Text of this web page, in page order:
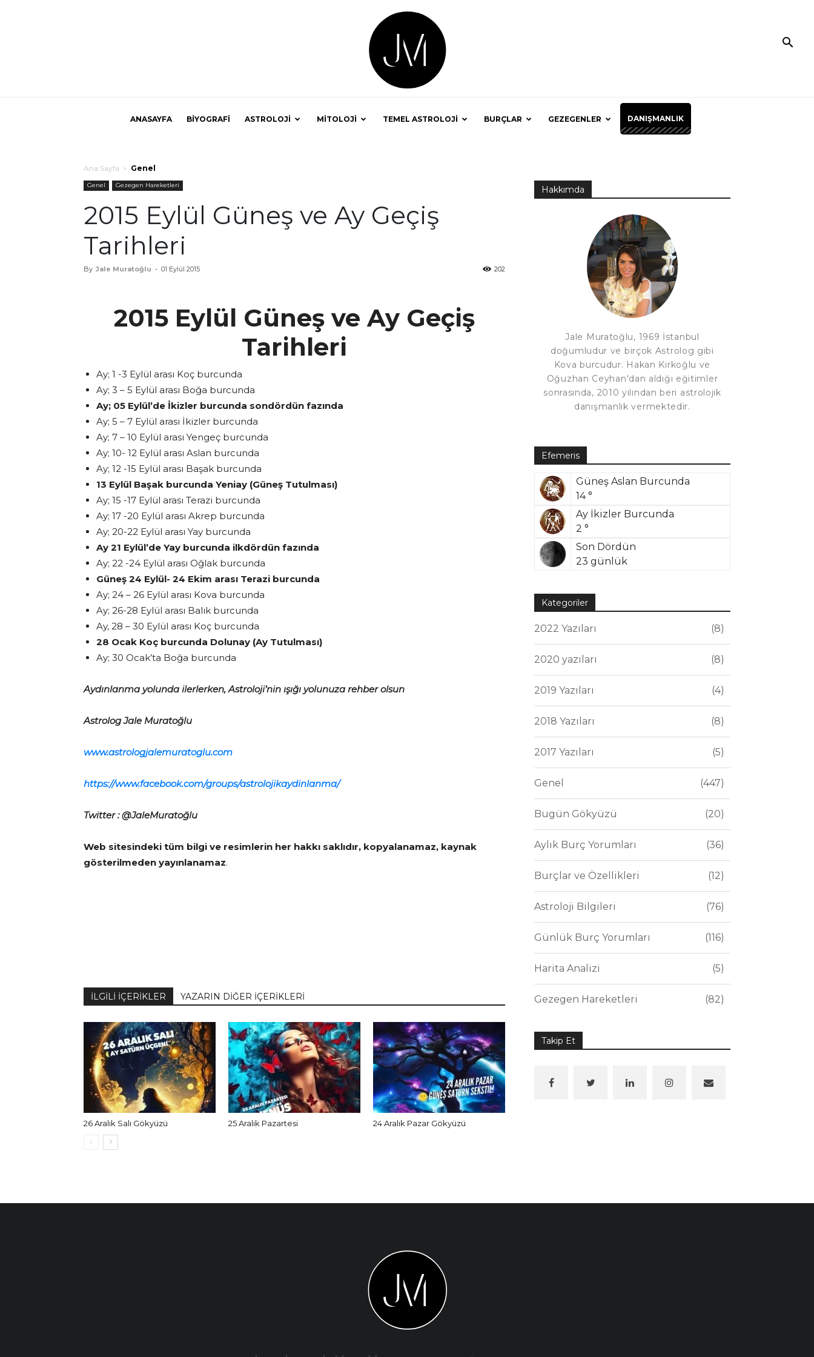
Muratoğlu
ANASAYFA BİYOGRAFİ ASTROLOJİ MİTOLOJİ TEMEL ASTROLOJİ BURÇLAR GEZEGENLER DANIŞMANLIK
Ana Sayfa Genel
Genel Gezegen Hareketleri
2015 Eylül Güneş ve Ay Geçiş
Tarihleri
By Jale Muratoğlu - 01 Eylül 2015 202
2015 Eylül Güneş ve Ay Geçiş
Tarihleri
Ay; 1 -3 Eylül arası Koç burcunda
Ay; 3 – 5 Eylül arası Boğa burcunda
Ay; 05 Eylül’de İkizler burcunda sondördün fazında
Ay; 5 – 7 Eylül arası İkizler burcunda
Ay; 7 – 10 Eylül arası Yengeç burcunda
Ay; 10- 12 Eylül arası Aslan burcunda
Ay; 12 -15 Eylül arası Başak burcunda
13 Eylül Başak burcunda Yeniay (Güneş Tutulması)
Ay; 15 -17 Eylül arası Terazi burcunda
Ay; 17 -20 Eylül arası Akrep burcunda
Ay; 20-22 Eylül arası Yay burcunda
Ay 21 Eylül’de Yay burcunda ilkdördün fazında
Ay; 22 -24 Eylül arası Oğlak burcunda
Güneş 24 Eylül- 24 Ekim arası Terazi burcunda
Ay; 24 – 26 Eylül arası Kova burcunda
Ay; 26-28 Eylül arası Balık burcunda
Ay, 28 – 30 Eylül arası Koç burcunda
28 Ocak Koç burcunda Dolunay (Ay Tutulması)
Ay; 30 Ocak’ta Boğa burcunda
Aydınlanma yolunda ilerlerken, Astroloji’nin ışığı yolunuza rehber olsun
Astrolog Jale Muratoğlu
www.astrologjalemuratoglu.com
https://www.facebook.com/groups/astrolojikaydinlanma/
Twitter : @JaleMuratoğlu
Web sitesindeki tüm bilgi ve resimlerin her hakkı saklıdır, kopyalanamaz, kaynak
gösterilmeden yayınlanamaz.
İLGİLİ İÇERİKLER YAZARIN DİĞER İÇERİKLERİ
26 Aralık Salı Gökyüzü 25 Aralık Pazartesi 24 Aralık Pazar Gökyüzü
Hakkımda
Jale Muratoğlu, 1969 İstanbul
doğumludur ve birçok Astrolog gibi
Kova burcudur. Hakan Kırkoğlu ve
Oğuzhan Ceyhan'dan aldığı eğitimler
sonrasında, 2010 yılından beri astrolojik
danışmanlık vermektedir.
Efemeris
Güneş Aslan Burcunda
14 °
Ay İkizler Burcunda
2 °
Son Dördün
23 günlük
Kategoriler
2022 Yazıları 8
2020 yazıları 8
2019 Yazıları 4
2018 Yazıları 8
2017 Yazıları 5
Genel 447
Bugün Gökyüzü 20
Aylık Burç Yorumları 36
Burçlar ve Özellikleri 12
Astroloji Bilgileri 76
Günlük Burç Yorumları 116
Harita Analizi 5
Gezegen Hareketleri 82
Takip Et